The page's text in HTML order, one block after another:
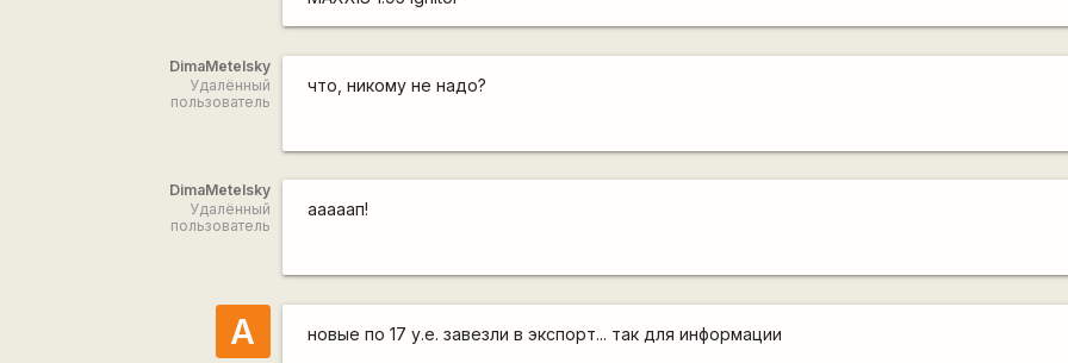
DimaMetelsky
Удалённый
пользователь
что, никому не надо?
DimaMetelsky
Удалённый
пользователь
ааааап!
A новые по 17 у.е. завезли в экспорт... так для информации